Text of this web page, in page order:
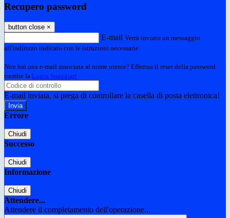
Recupero password
button close ×
E-mail Verrà inviato un messaggio
all'indirizzo indicato con le istruzioni necessarie.
Non hai una e-mail associata al nome utente? Effettua il reset della password
tramite la Login Spaggiari
E-mail inviata, si prega di controllare la casella di posta elettronica!
Errore
Chiudi
Successo
Chiudi
Informazione
Chiudi
Attendere...
Attendere il completamento dell'operazione...